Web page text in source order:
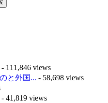
- 111,846 views
と外国... - 58,698 views
- 41,819 views